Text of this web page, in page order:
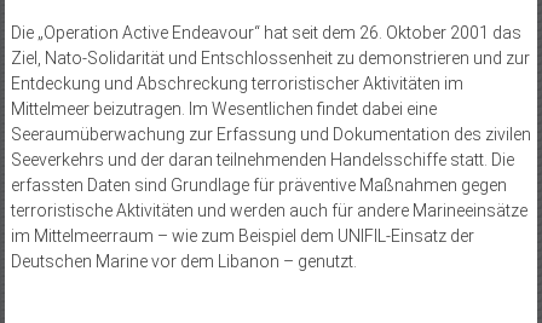
Die „Operation Active Endeavour“ hat seit dem 26. Oktober 2001 das
Ziel, Nato-Solidarität und Entschlossenheit zu demonstrieren und zur
Entde­ckung und Abschreckung terroristischer Aktivitäten im
Mittelmeer beizutragen. Im Wesentlichen findet dabei eine
Seeraumüberwachung zur Erfassung und Dokumentation des zivilen
Seeverkehrs und der daran teilnehmenden Handelsschiffe statt. Die
erfassten Daten sind Grundlage für präventive Maßnahmen gegen
terro­ris­tische Aktivitäten und werden auch für andere Marineeinsätze
im Mittelmeerraum – wie zum Beispiel dem UNIFIL-Einsatz der
Deutschen Marine vor dem Libanon – genutzt.